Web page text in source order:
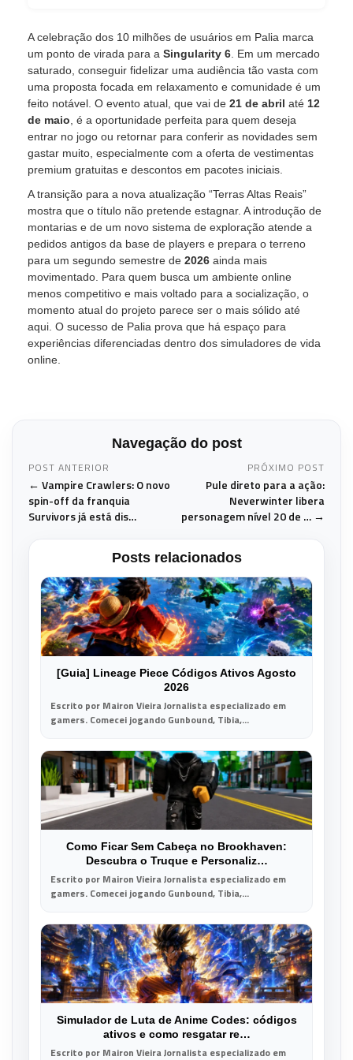
A celebração dos 10 milhões de usuários em Palia marca
um ponto de virada para a Singularity 6 . Em um mercado
saturado, conseguir fidelizar uma audiência tão vasta com
uma proposta focada em relaxamento e comunidade é um
feito notável. O evento atual, que vai de 21 de abril até 12
de maio , é a oportunidade perfeita para quem deseja
entrar no jogo ou retornar para conferir as novidades sem
gastar muito, especialmente com a oferta de vestimentas
premium gratuitas e descontos em pacotes iniciais.
A transição para a nova atualização “Terras Altas Reais”
mostra que o título não pretende estagnar. A introdução de
montarias e de um novo sistema de exploração atende a
pedidos antigos da base de players e prepara o terreno
para um segundo semestre de 2026 ainda mais
movimentado. Para quem busca um ambiente online
menos competitivo e mais voltado para a socialização, o
momento atual do projeto parece ser o mais sólido até
aqui. O sucesso de Palia prova que há espaço para
experiências diferenciadas dentro dos simuladores de vida
online.
Navegação do post
POST ANTERIOR
← Vampire Crawlers: O novo
spin-off da franquia
Survivors já está dis…
PRÓXIMO POST
Pule direto para a ação:
Neverwinter libera
personagem nível 20 de … →
Posts relacionados
[Guia] Lineage Piece Códigos Ativos Agosto
2026
Escrito por Mairon Vieira Jornalista especializado em
gamers. Comecei jogando Gunbound, Tibia,...
Como Ficar Sem Cabeça no Brookhaven:
Descubra o Truque e Personaliz…
Escrito por Mairon Vieira Jornalista especializado em
gamers. Comecei jogando Gunbound, Tibia,...
Simulador de Luta de Anime Codes: códigos
ativos e como resgatar re…
Escrito por Mairon Vieira Jornalista especializado em